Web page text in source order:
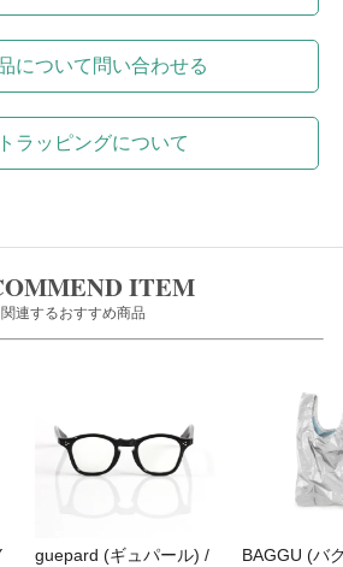
について問い合わせる
ラッピングについて
ITEM
関連するおすすめ商品
guepard (ギュパール) /
BAGGU (バ